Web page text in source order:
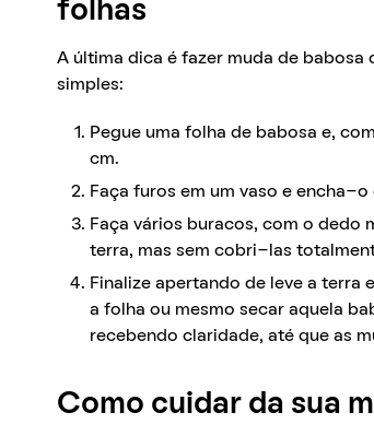
folhas
A última dica é fazer muda de
simples:
Pegue uma folha de babosa e,
cm.
Faça furos em um vaso e encha-
Faça vários buracos, com o dedo
terra, mas sem cobri-las
Finalize apertando de leve a terra
a folha ou mesmo secar aquela
recebendo claridade, até que as
Como cuidar da sua